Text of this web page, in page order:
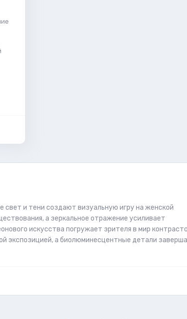
свет и тени создают визуальную игру на женской
а зеркальное отражение усиливает
искусства погружает зрителя в мир
экспозицией, а биолюминесцентные детали